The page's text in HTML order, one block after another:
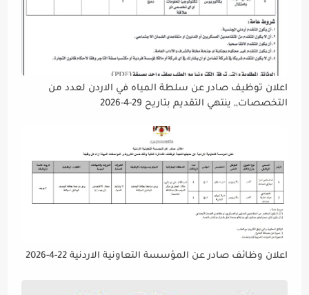
اعلان توظيف صادر عن سلطة المياه في الاردن لعدد من
التخصصات,, ينتهي التقديم بتاريح 29-4-2026
اعلان وظائف صادر عن المؤسسة التعاونية الاردنية 22-4-2026